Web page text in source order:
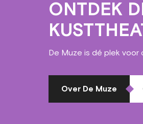
ONTDEK
De Muze is dé plek voor
Over De Muze